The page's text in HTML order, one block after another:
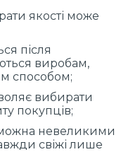
якості може
після
виробам,
способом;
вибирати
покупців;
невеликими
свіжі лише